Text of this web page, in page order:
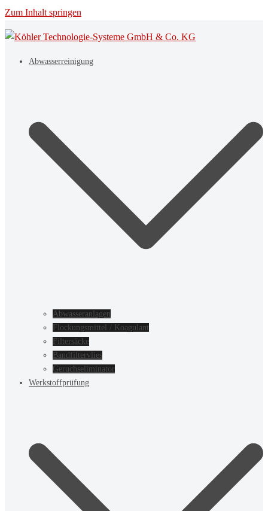
Zum Inhalt springen
Abwasserreinigung
Abwasseranlagen
Flockungsmittel / Koagulant
Filtersäcke
Bandfiltervlies
Geruchseliminator
Werkstoffprüfung